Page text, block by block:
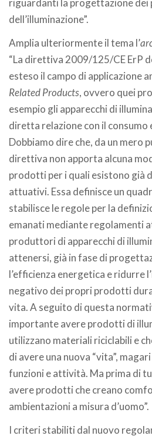
dell’illuminazione”.
Amplia ulteriormente il tema l’
“La direttiva 2009/125/CE ErP
esteso il campo di applicazione
RelatedProducts, ovvero quei
esempio gli apparecchi di
diretta relazione con il consumo
Dobbiamo dire che, da un mero
direttiva non apporta alcuna
prodotti per i quali esistono già
attuativi. Essa definisce un
stabilisce le regole per la
emanati mediante regolamenti
produttori di apparecchi di
attenersi, già in fase di
l’efficienza energetica e ridurre
negativo dei propri prodotti
vita. A seguito di questa
importante avere prodotti di
utilizzano materiali riciclabili e
di avere una nuova “vita”,
funzioni e attività. Ma prima di
avere prodotti che creano
ambientazioni a misura d’uomo”.
I criteri stabiliti dal nuovo